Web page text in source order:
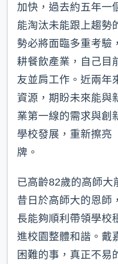
加快，過去約五年一
能淘汰未能跟上趨勢
勢必將面臨多重考驗
耕餐飲產業，自己目
友並肩工作。近兩年
資源，期盼未來能與
業第一線的需求與創
學校發展，重新擦亮
牌。
已高齡82歲的高師大
昔日於高師大的恩師
長能夠順利帶領學校
進校園整體和諧。戴
困難的事，真正不易